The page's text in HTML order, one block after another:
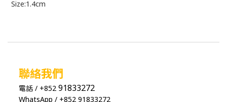
Size:1.4cm
聯絡我們
電話 / +852 91833272
WhatsApp / +852 91833272